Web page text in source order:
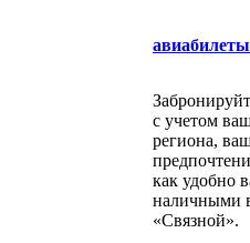
с учетом
региона,
как удобно
наличными
«Связной».